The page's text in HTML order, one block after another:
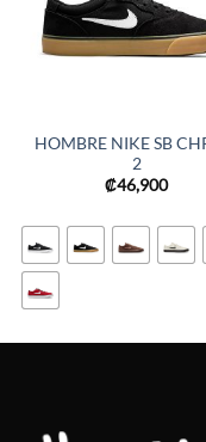
HOMBRE NIKE SB
2
₡46,900